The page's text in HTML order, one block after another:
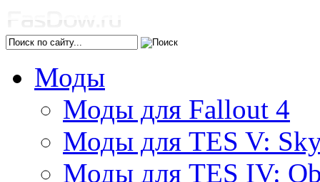
Моды
Моды для Fallout 4
Моды для TES V:
Моды для TES IV: